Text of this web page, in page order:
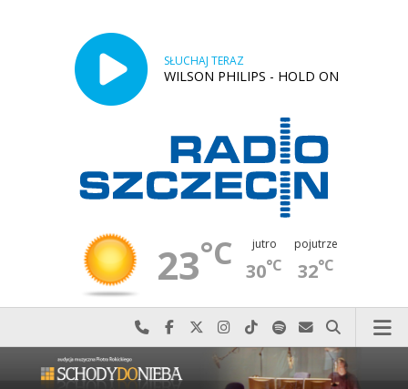
SŁUCHAJ TERAZ
WILSON PHILIPS - HOLD ON
23°C jutro
30°C
pojutrze
32°C
Najlepiej po prostu do nas zadzwoń
Odwiedź nas na Facebook-u
Odwiedź nas na X
Odwiedź nas na Instagram-ie
Odwiedź nas na TikTok-u
Szukaj nas na Spotify
Wyślij do nas
Szukaj